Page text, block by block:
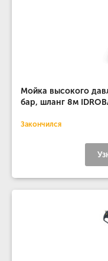
Мойка высокого
бар, шланг 8м
Закончился